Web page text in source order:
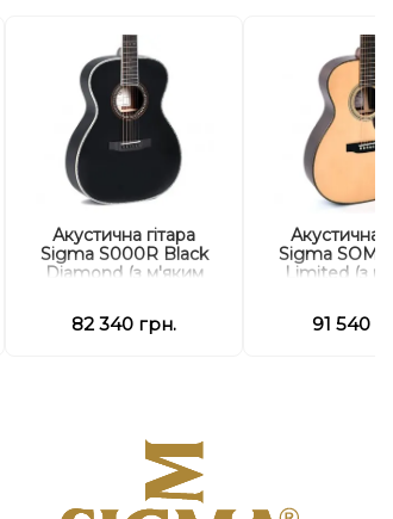
Акустична гітара
Sigma S000R Black
Diamond (з м'яким
82 340 грн.
Акустична
Sigma
Limited (з
91 540